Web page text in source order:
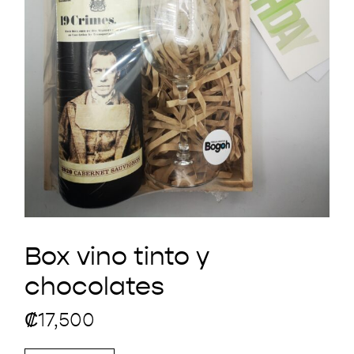
Box vino tinto y
chocolates
₡17,500